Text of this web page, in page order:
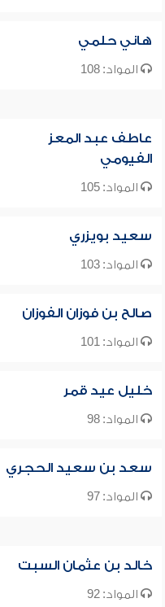
هاني حلمي
المواد: 108
عاطف عبد المعز
الفيومي
المواد: 105
سعيد بويزري
المواد: 103
صالح بن فوزان الفوزان
المواد: 101
خليل عيد قمر
المواد: 98
سعد بن سعيد الحجري
المواد: 97
خالد بن عثمان السبت
المواد: 92